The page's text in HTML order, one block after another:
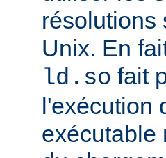
résolutions
Unix. En
ld.so fait
l'exécution
exécutable